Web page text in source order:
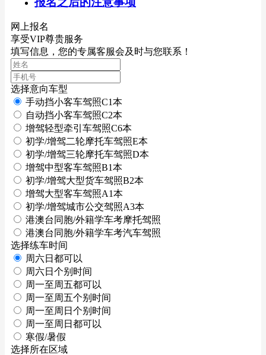
网上报名
享受VIP尊贵服务
填写信息，您的专属客服会及时与您联系！
选择意向车型
手动挡小客车驾照C1本
自动挡小客车驾照C2本
增驾轻型牵引车驾照C6本
初学/增驾二轮摩托车驾照E本
初学/增驾三轮摩托车驾照D本
增驾中型客车驾照B1本
初学/增驾大型货车驾照B2本
增驾大型客车驾照A1本
初学/增驾城市公交驾照A3本
港澳台同胞/外籍学车考摩托驾照
港澳台同胞/外籍学车考汽车驾照
选择练车时间
周六日都可以
周六日个别时间
周一至周五都可以
周一至周五个别时间
周一至周日个别时间
周一至周日都可以
寒假/暑假
选择所在区域